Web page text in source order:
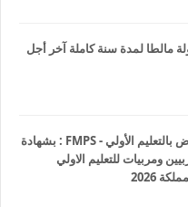
مالطا لمدة سنة كاملة آخر أجل
المؤسسة المغربية للنهوض بالتعليم الأولي - FMPS : بشهادة
ومربيات للتعليم الاولي
2026